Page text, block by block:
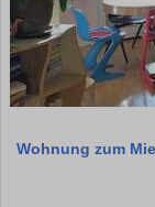
Wohnung zum